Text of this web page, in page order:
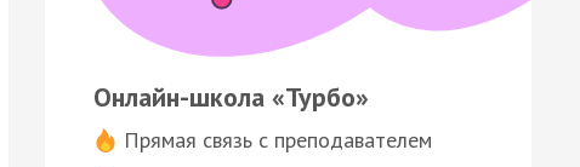
Онлайн-школа «Турбо»
Прямая связь с преподавателем